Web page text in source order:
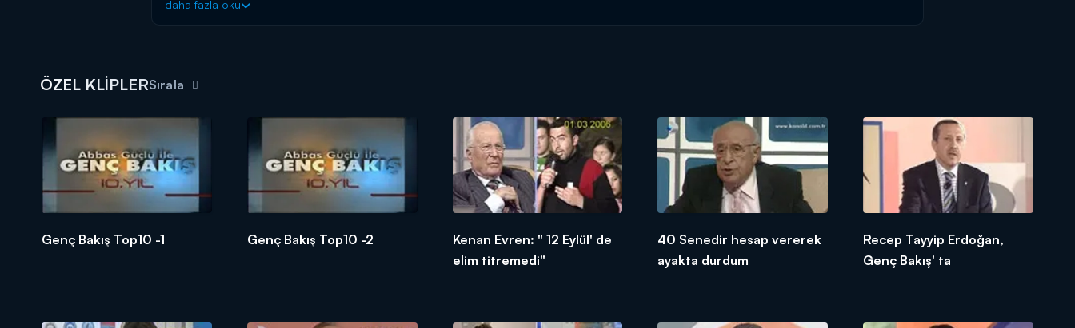
daha fazla oku
ÖZEL KLİPLERSırala
Genç Bakış Top10 -1 Genç Bakış Top10 -2
Kenan Evren: " 12 Eylül' de
elim titremedi"
40 Senedir hesap vererek
ayakta durdum
Recep Tayyip Erdoğan,
Genç Bakış' ta